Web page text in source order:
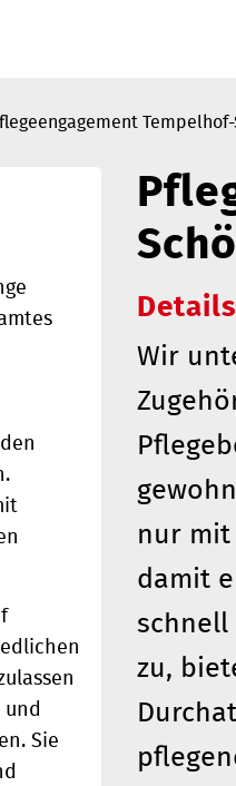
Sie
Wir
nur mit
damit
schnell
zu,